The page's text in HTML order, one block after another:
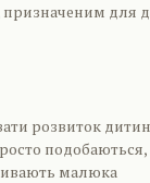
для
розвиток
подобаються,
малюка